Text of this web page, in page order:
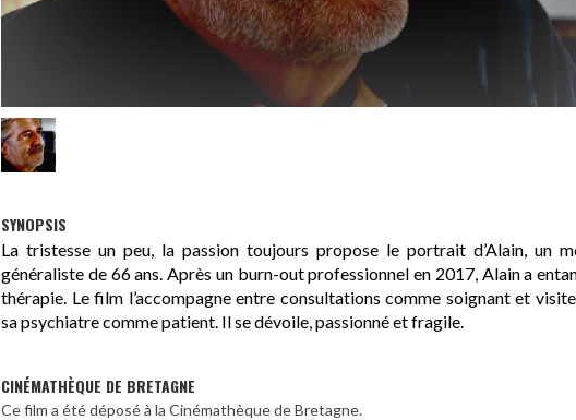
SYNOPSIS
La tristesse un peu, la passion toujours propose le portrait d’Alain, un
généraliste de 66 ans. Après un burn-out professionnel en 2017, Alain a
thérapie. Le film l’accompagne entre consultations comme soignant et
sa psychiatre comme patient. Il se dévoile, passionné et fragile.
CINÉMATHÈQUE DE BRETAGNE
Ce film a été déposé à la Cinémathèque de Bretagne.